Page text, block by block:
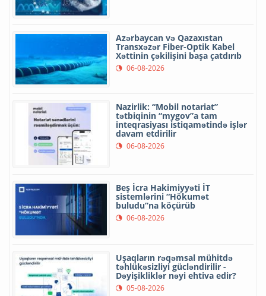
Azərbaycan və Qazaxıstan
Transxəzər Fiber-Optik Kabel
Xəttinin çəkilişini başa çatdırıb
06-08-2026
Nazirlik: “Mobil notariat”
tətbiqinin “mygov”a tam
inteqrasiyası istiqamətində işlər
davam etdirilir
06-08-2026
Beş İcra Hakimiyyəti İT
sistemlərini “Hökumət
buludu”na köçürüb
06-08-2026
Uşaqların rəqəmsal mühitdə
təhlükəsizliyi gücləndirilir -
Dəyişikliklər nəyi ehtiva edir?
05-08-2026